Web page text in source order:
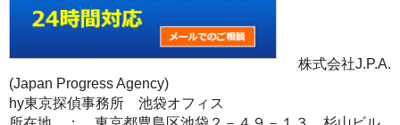
株式会社J.P.A.
(Japan Progress Agency)
hy東京探偵事務所 池袋オフィス